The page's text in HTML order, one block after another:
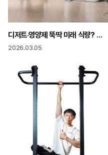
디저트·영양제 뚝딱 미래 식량? 우주 식량? 3D 푸드 프린터에 맡겨!
2026.03.05